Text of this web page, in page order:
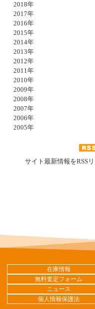
2018年
2017年
2016年
2015年
2014年
2013年
2012年
2011年
2010年
2009年
2008年
2007年
2006年
2005年
サイト最新情報をRSS
在庫情報
無料査定フォーム
ニュース
個人情報保護法